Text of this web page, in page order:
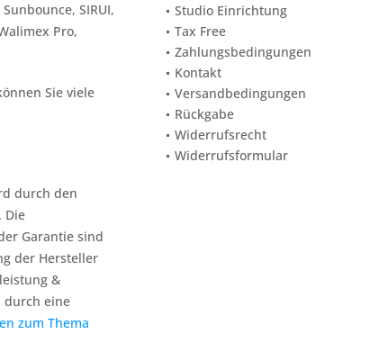
SIRUI,
Pro,
Sie viele
durch den
Die
Garantie sind
der Hersteller
&
durch eine
zum Thema
Studio Einrichtung
Tax Free
Zahlungsbedingungen
Kontakt
Versandbedingungen
Rückgabe
Widerrufsrecht
Widerrufsformular